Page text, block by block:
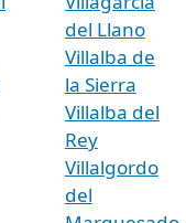
del Llano
Villalba de
la Sierra
Villalba del
Rey
Villalgordo
del